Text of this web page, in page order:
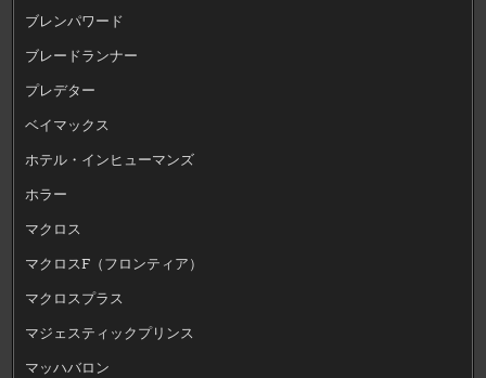
ブレンパワード
ブレードランナー
プレデター
ベイマックス
ホテル・インヒューマンズ
ホラー
マクロス
マクロスF（フロンティア）
マクロスプラス
マジェスティックプリンス
マッハバロン